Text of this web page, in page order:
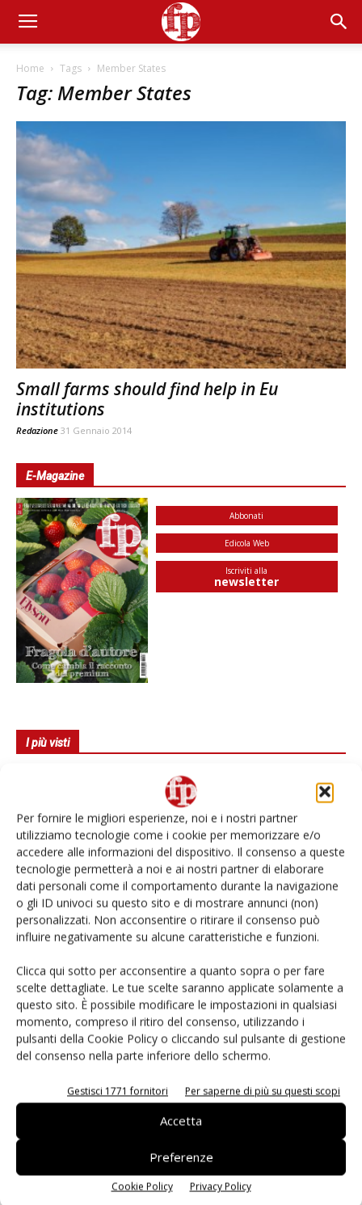
Per fornire le migliori esperienze, noi e i nostri partner
utilizziamo tecnologie come i cookie per memorizzare e/o
accedere alle informazioni del dispositivo. Il consenso a queste
tecnologie permetterà a noi e ai nostri partner di elaborare
dati personali come il comportamento durante la navigazione
o gli ID univoci su questo sito e di mostrare annunci (non)
personalizzati. Non acconsentire o ritirare il consenso può
influire negativamente su alcune caratteristiche e funzioni.
Clicca qui sotto per acconsentire a quanto sopra o per fare
scelte dettagliate. Le tue scelte saranno applicate solamente a
questo sito. È possibile modificare le impostazioni in qualsiasi
momento, compreso il ritiro del consenso, utilizzando i
pulsanti della Cookie Policy o cliccando sul pulsante di gestione
del consenso nella parte inferiore dello schermo.
Gestisci 1771 fornitori Per saperne di più su questi scopi
Accetta
Preferenze
Cookie Policy Privacy Policy
Home Tags Member States
Tag: Member States
Small farms should find help in Eu
institutions
Redazione 31 Gennaio 2014
E-Magazine
Abbonati
Edicola Web
Iscriviti alla
newsletter
I più visti
Non è una susina: è Metis… e può rivoluzionare la
categoria
L’ortofrutta di Extra Supermercati tra localismo e
Ai #Repartofresh
Andamento prezzi ortofrutta in Italia al 27 luglio
Leonardo Odorizzi: “Dobbiamo creare stupore nel
punto di vendita” #vocidellortofrutta